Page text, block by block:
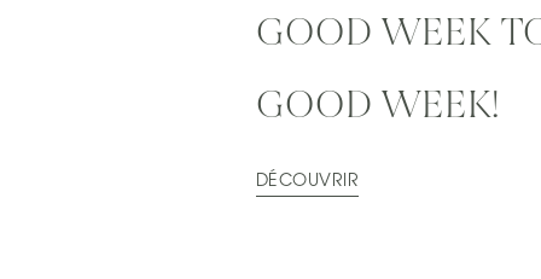
GOOD WEEK
GOOD WEEK!
DÉCOUVRIR